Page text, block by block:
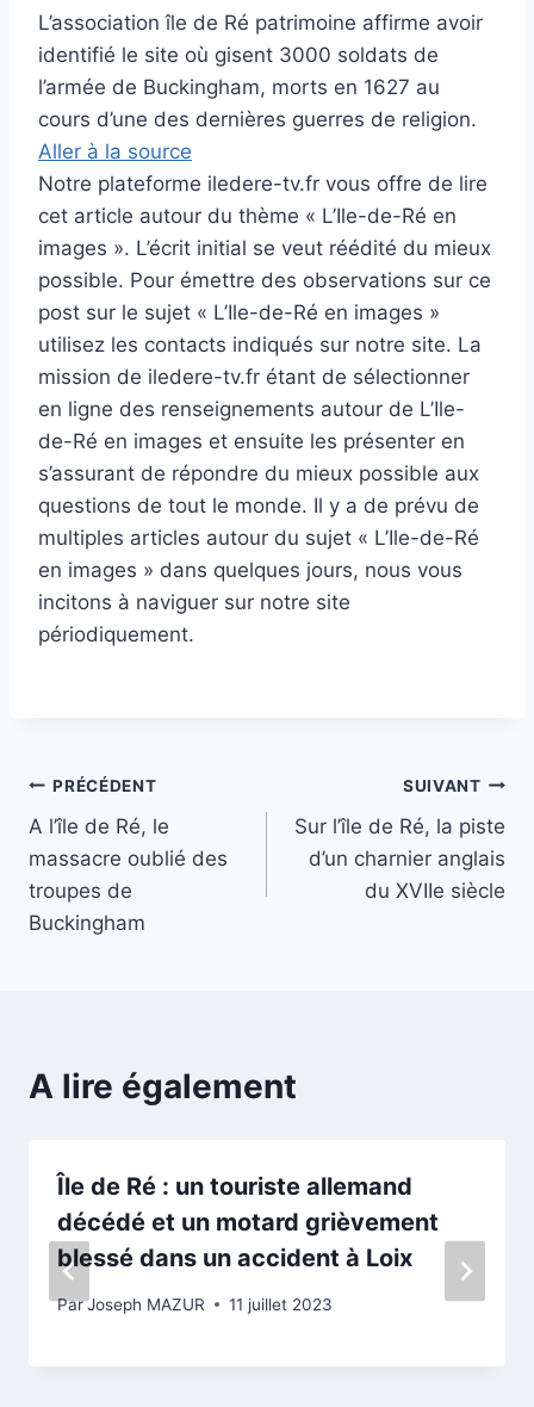
L’association île de Ré patrimoine affirme avoir
identifié le site où gisent 3000 soldats de
l’armée de Buckingham, morts en 1627 au
cours d’une des dernières guerres de religion.
Aller à la source
Notre plateforme iledere-tv.fr vous offre de lire
cet article autour du thème « L’Ile-de-Ré en
images ». L’écrit initial se veut réédité du mieux
possible. Pour émettre des observations sur ce
post sur le sujet « L’Ile-de-Ré en images »
utilisez les contacts indiqués sur notre site. La
mission de iledere-tv.fr étant de sélectionner
en ligne des renseignements autour de L’Ile-
de-Ré en images et ensuite les présenter en
s’assurant de répondre du mieux possible aux
questions de tout le monde. Il y a de prévu de
multiples articles autour du sujet « L’Ile-de-Ré
en images » dans quelques jours, nous vous
incitons à naviguer sur notre site
périodiquement.
Navigation
de
l’article
PRÉCÉDENT
A l’île de Ré, le
massacre oublié des
troupes de
Buckingham
SUIVANT
Sur l’île de Ré, la piste
d’un charnier anglais
du XVIIe siècle
A lire également
Île de Ré : un touriste allemand
décédé et un motard grièvement
blessé dans un accident à Loix
ParJoseph MAZUR 11 juillet 2023